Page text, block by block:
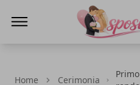
Home Cerimonia